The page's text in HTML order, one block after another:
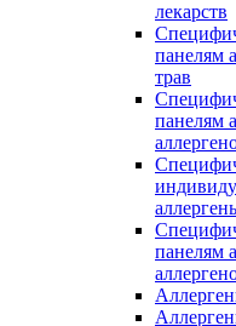
лекарств
панелям
трав
панелям
панелям